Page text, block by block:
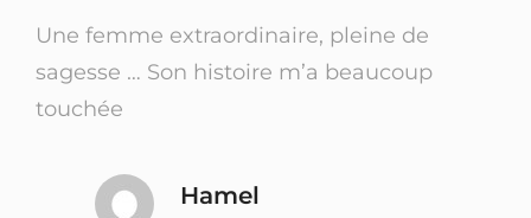
Une femme extraordinaire, pleine de
sagesse … Son histoire m’a beaucoup
touchée
Hamel